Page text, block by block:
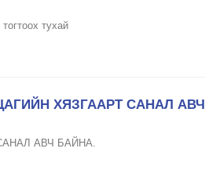
тухай
ХЯЗГААРТ САНАЛ АВЧ
АВЧ БАЙНА.